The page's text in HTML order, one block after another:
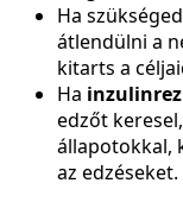
Ha
átlendülni a
kitarts a
Ha
edzőt
állapotokkal,
az edzéseket.